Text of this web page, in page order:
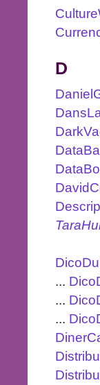
D
...
...
...